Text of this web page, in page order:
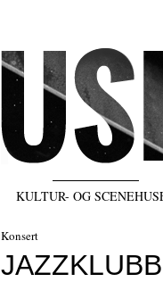
KULTUR- OG
Konsert